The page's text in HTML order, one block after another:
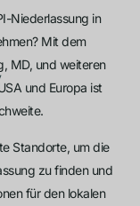
Niederlassung in
Mit dem
MD, und weiteren
und Europa ist
Standorte, um die
zu finden und
für den lokalen